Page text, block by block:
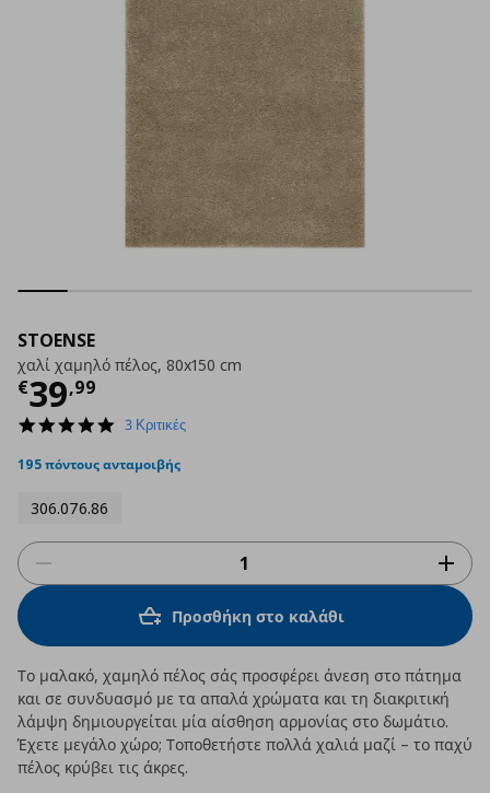
STOENSE
χαλί χαμηλό πέλος, 80x150 cm
€39,99
Τρέχουσα τιμή
5.0
rating
3 Κριτικές
195 πόντους ανταμοιβής
306.076.86
Προσθήκη στο καλάθι
Το μαλακό, χαμηλό πέλος σάς προσφέρει άνεση στο πάτημα
και σε συνδυασμό με τα απαλά χρώματα και τη διακριτική
λάμψη δημιουργείται μία αίσθηση αρμονίας στο δωμάτιο.
Έχετε μεγάλο χώρο; Τοποθετήστε πολλά χαλιά μαζί – το παχύ
πέλος κρύβει τις άκρες.